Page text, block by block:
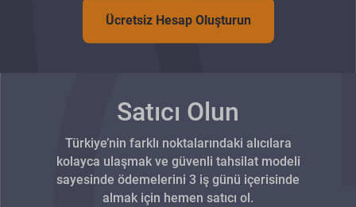
Ücretsiz Hesap Oluşturun
Satıcı Olun
Türkiye’nin farklı noktalarındaki alıcılara
kolayca ulaşmak ve güvenli tahsilat modeli
sayesinde ödemelerini 3 iş günü içerisinde
almak için hemen satıcı ol.